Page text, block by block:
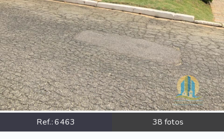
Ref.:6463 38 fotos